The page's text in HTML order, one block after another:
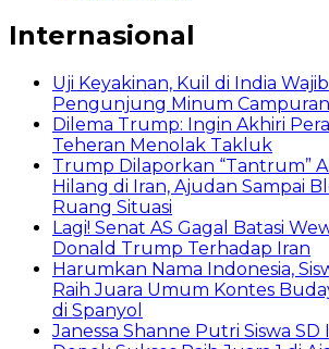
Internasional
Uji Keyakinan, Kuil di India
Pengunjung Minum
Dilema Trump: Ingin Akhiri
Teheran Menolak Takluk
Trump Dilaporkan “Tantrum”
Hilang di Iran, Ajudan Sampai
Ruang Situasi
Lagi! Senat AS Gagal Batasi
Donald Trump Terhadap Iran
Harumkan Nama Indonesia,
Raih Juara Umum Kontes
di Spanyol
Janessa Shanne Putri Siswa SD